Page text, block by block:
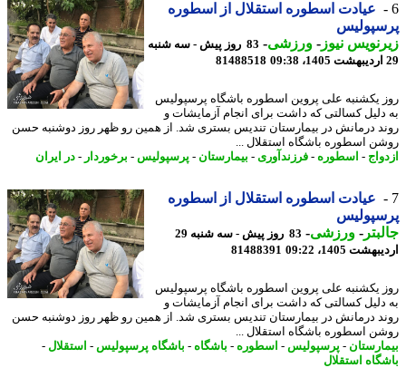
عیادت اسطوره استقلال از اسطوره
نیوز-ورزشی-
83 روز پیش - سه شنبه
81488518
یکشنبه علی پروین اسطوره باشگاه پرسپولیس
کسالتی که داشت برای انجام آزمایشات و
درمانش در بیمارستان تندیس بستری شد. از همین رو ظهر روز دوشنبه حسن
اسطوره باشگاه استقلال ...
-اسطوره-فرزندآوری - بیمارستان-پرسپولیس-برخوردار-در ایران
عیادت اسطوره استقلال از اسطوره
-ورزشی-
83 روز پیش - سه شنبه 29
1405، 09:22
81488391
یکشنبه علی پروین اسطوره باشگاه پرسپولیس
کسالتی که داشت برای انجام آزمایشات و
درمانش در بیمارستان تندیس بستری شد. از همین رو ظهر روز دوشنبه حسن
اسطوره باشگاه استقلال ...
-پرسپولیس-اسطوره-باشگاه-باشگاه پرسپولیس-استقلال-
استقلال